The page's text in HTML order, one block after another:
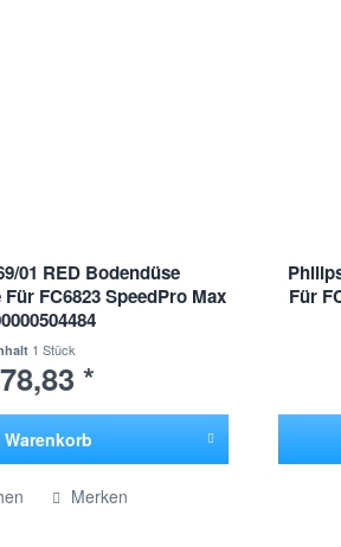
01 RED Bodendüse
FC6823 SpeedPro Max
1 Stück
*
Warenkorb
Merken
Für